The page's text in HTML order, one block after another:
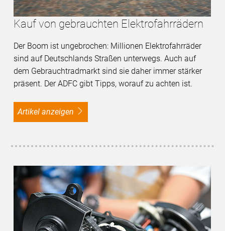
Kauf von gebrauchten Elektrofahrrädern
Der Boom ist ungebrochen: Millionen Elektrofahrräder
sind auf Deutschlands Straßen unterwegs. Auch auf
dem Gebrauchtradmarkt sind sie daher immer stärker
präsent. Der ADFC gibt Tipps, worauf zu achten ist.
Artikel anzeigen